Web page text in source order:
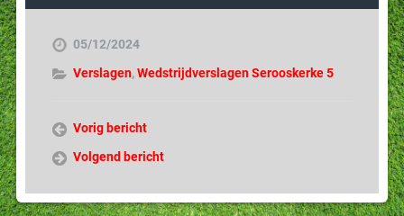
05/12/2024
Verslagen,Wedstrijdverslagen Serooskerke 5
Vorig bericht
Volgend bericht